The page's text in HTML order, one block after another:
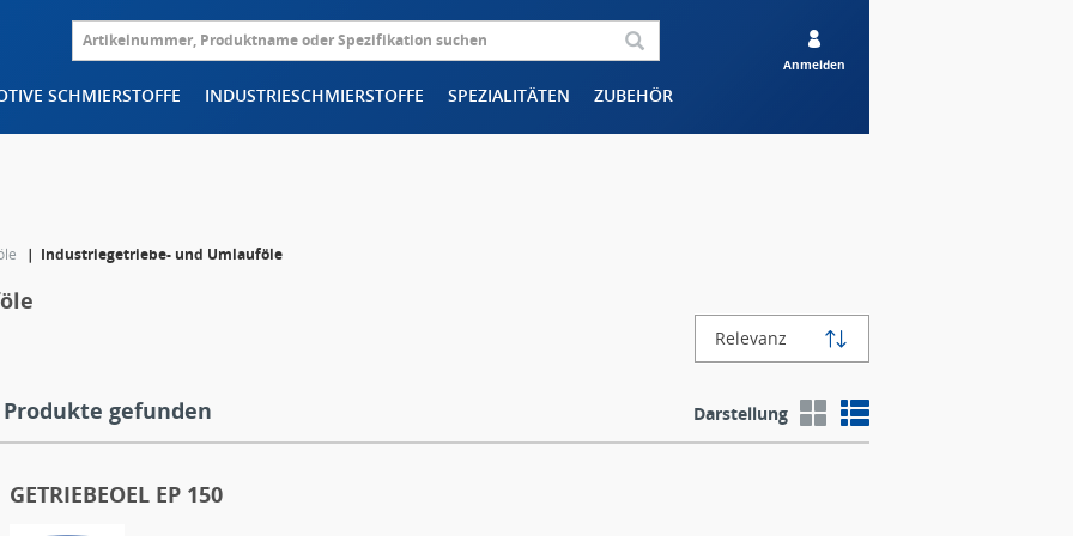
Anmelden
SCHMIERSTOFFE INDUSTRIESCHMIERSTOFFE SPEZIALITÄTEN ZUBEHÖR
Industriegetriebe- und Umlauföle
Relevanz
Produkte gefunden Darstellung
GETRIEBEOEL EP 150